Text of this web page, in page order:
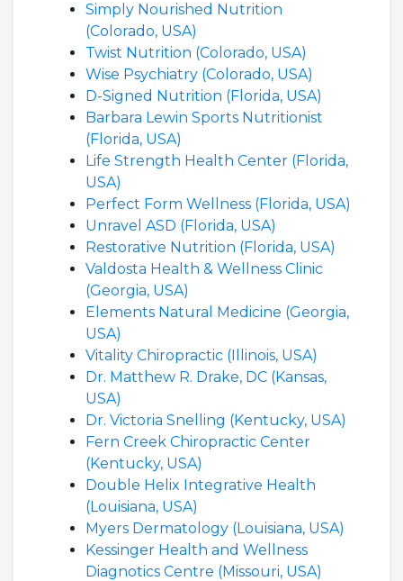
Simply Nourished Nutrition
(Colorado, USA)
Twist Nutrition (Colorado, USA)
Wise Psychiatry (Colorado, USA)
D-Signed Nutrition (Florida, USA)
Barbara Lewin Sports Nutritionist
(Florida, USA)
Life Strength Health Center (Florida,
USA)
Perfect Form Wellness (Florida, USA)
Unravel ASD (Florida, USA)
Restorative Nutrition (Florida, USA)
Valdosta Health & Wellness Clinic
(Georgia, USA)
Elements Natural Medicine (Georgia,
USA)
Vitality Chiropractic (Illinois, USA)
Dr. Matthew R. Drake, DC (Kansas,
USA)
Dr. Victoria Snelling (Kentucky, USA)
Fern Creek Chiropractic Center
(Kentucky, USA)
Double Helix Integrative Health
(Louisiana, USA)
Myers Dermatology (Louisiana, USA)
Kessinger Health and Wellness
Diagnotics Centre (Missouri, USA)